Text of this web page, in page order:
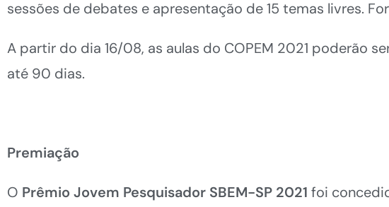
sessões de debates e apresentação de 15 temas livres.
A partir do dia 16/08, as aulas do COPEM 2021 poderão
até 90 dias.
Premiação
O Prêmio Jovem Pesquisador SBEM-SP 2021 foi